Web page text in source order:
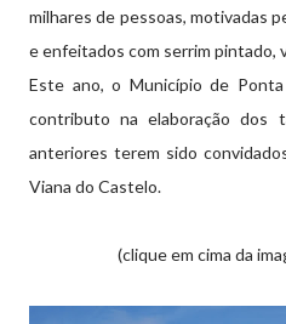
milhares de pessoas, motivadas
e enfeitados com serrim pintado,
Este ano, o Município de
contributo na elaboração dos
anteriores terem sido
Viana do Castelo.
(clique em cima da